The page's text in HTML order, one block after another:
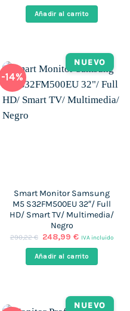
original
era:
actual
es:
Añadir al carrito
-14%
NUEVO
Smart Monitor Samsung
M5 S32FM500EU 32″/ Full
HD/ Smart TV/ Multimedia/
Negro
290,22€ El
original
era:
248,99€El
actual
es:
IVA incluido
Añadir al carrito
NUEVO